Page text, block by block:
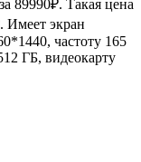
89990₽. Такая цена
Имеет экран
частоту 165
ГБ, видеокарту